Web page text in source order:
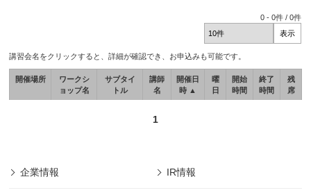
0 -0件 /0件
講習会名をクリックすると、詳細が確認でき、お申込みも可能です。
開催場所
ワークシ
ョップ名
サブタイ
トル
講師
名
開催日
時 ▲
曜
日
開始
時間
終了
時間
残
席
1
企業情報 IR情報